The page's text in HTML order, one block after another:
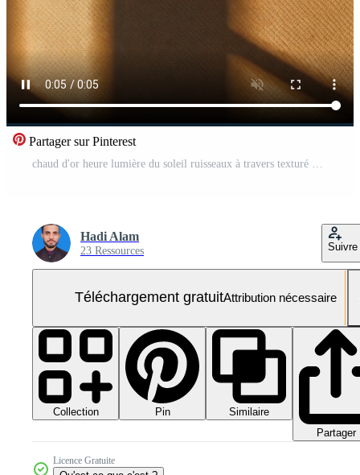
Partager sur Pinterest
Hadi Alam
23 Ressources Suivre
Téléchargement gratuitAttribution nécessaire
Collection Pin
Similaire
Partager
Licence Gratuite